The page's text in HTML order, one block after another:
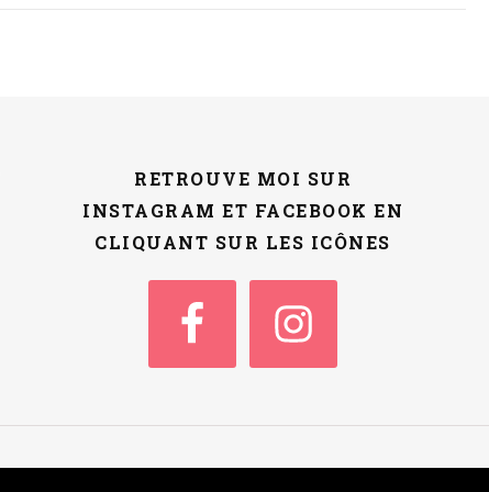
RETROUVE MOI SUR
INSTAGRAM ET FACEBOOK EN
CLIQUANT SUR LES ICÔNES